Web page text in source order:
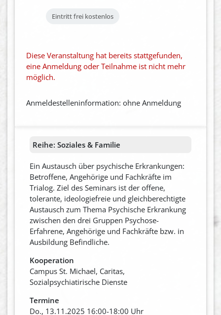
Eintritt frei kostenlos
Diese Veranstaltung hat bereits stattgefunden,
eine Anmeldung oder Teilnahme ist nicht mehr
möglich.
Anmeldestelleninformation: ohne Anmeldung
Reihe: Soziales & Familie
Ein Austausch über psychische Erkrankungen:
Betroffene, Angehörige und Fachkräfte im
Trialog. Ziel des Seminars ist der offene,
tolerante, ideologiefreie und gleichberechtigte
Austausch zum Thema Psychische Erkrankung
zwischen den drei Gruppen Psychose-
Erfahrene, Angehörige und Fachkräfte bzw. in
Ausbildung Befindliche.
Kooperation
Campus St. Michael, Caritas,
Sozialpsychiatirische Dienste
Termine
Do., 13.11.2025 16:00-18:00 Uhr